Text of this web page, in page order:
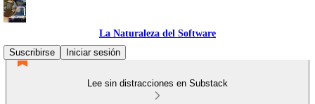
La Naturaleza del Software
Suscribirse
Iniciar sesión
Lee sin distracciones en Substack